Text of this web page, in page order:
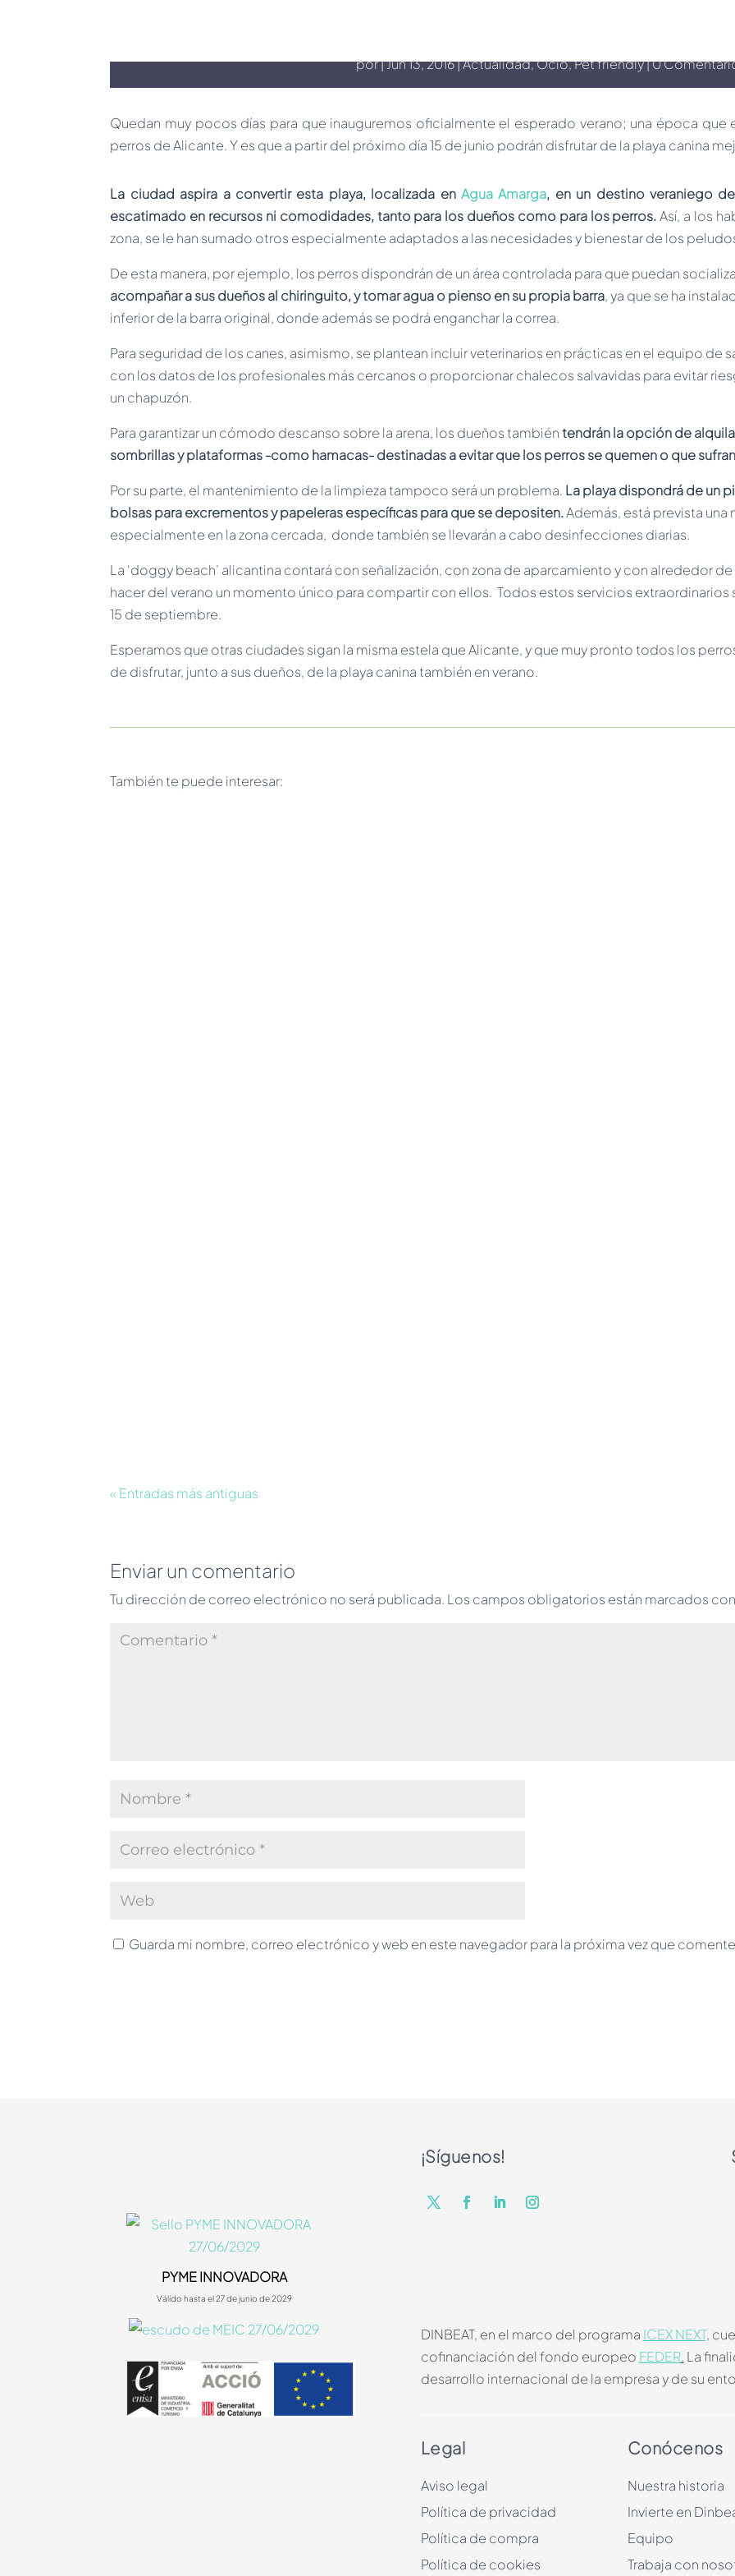
por Jun 13, 2016 Actualidad,Ocio,Pet friendly 0
Quedan muy pocos días para que inauguremos oficialmente el esperado verano; una época que
perros de Alicante. Y es que a partir del próximo día 15 de junio podrán disfrutar de la playa canina
La ciudad aspira a convertir esta playa, localizada enAgua Amarga, en un destino veraniego
escatimado en recursos ni comodidades, tanto para los dueños como para los perros. Así, a los
zona, se le han sumado otros especialmente adaptados a las necesidades y bienestar de los
De esta manera, por ejemplo, los perros dispondrán de un área controlada para que puedan
acompañar a sus dueños al chiringuito, y tomar agua o pienso en su propia barra, ya que se ha
inferior de la barra original, donde además se podrá enganchar la correa.
Para seguridad de los canes, asimismo, se plantean incluir veterinarios en prácticas en el equipo de
con los datos de los profesionales más cercanos o proporcionar chalecos salvavidas para evitar
un chapuzón.
Para garantizar un cómodo descanso sobre la arena, los dueños tambiéntendrán la opción de
sombrillas y plataformas -como hamacas- destinadas a evitar que los perros se quemen o que
Por su parte, el mantenimiento de la limpieza tampoco será un problema. La playa dispondrá de un
bolsas para excrementos y papeleras específicas para que se depositen.Además, está prevista
especialmente en la zona cercada, donde también se llevarán a cabo desinfecciones diarias.
La ‘doggy beach’ alicantina contará con señalización, con zona de aparcamiento y con alrededor
hacer del verano un momento único para compartir con ellos. Todos estos servicios
15 de septiembre.
Esperamos que otras ciudades sigan la misma estela que Alicante, y que muy pronto todos los
de disfrutar, junto a sus dueños, de la playa canina también en verano.
También te puede interesar:
« Entradas más antiguas
Enviar un comentario
Tu dirección de correo electrónico no será publicada. Los campos obligatorios están marcados
Guarda mi nombre, correo electrónico y web en este navegador para la próxima vez que
PYME INNOVADORA
Válido hasta el 27 de junio de 2029
¡Síguenos!
DINBEAT, en el marco del programa ICEX NEXT,
cofinanciación del fondo europeo FEDER. La
desarrollo internacional de la empresa y de su
Legal
Aviso legal
Política de privacidad
Política de compra
Política de cookies
Conócenos
Nuestra historia
Invierte en
Equipo
Trabaja con